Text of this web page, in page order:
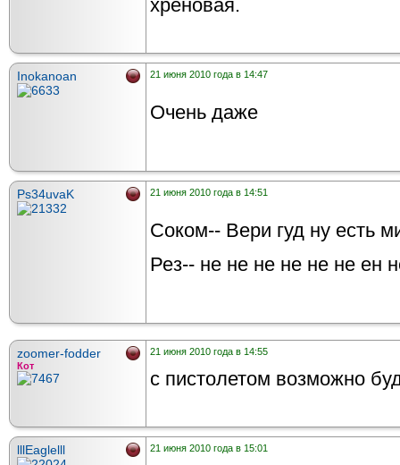
хреновая.
Inokanoan 21 июня 2010 года в 14:47
Очень даже
Ps34uvaK 21 июня 2010 года в 14:51
Соком-- Вери гуд ну есть
Рез-- не не не не не не ен
zoomer-fodder
Кот
21 июня 2010 года в 14:55
с пистолетом возможно
lllEaglelll 21 июня 2010 года в 15:01